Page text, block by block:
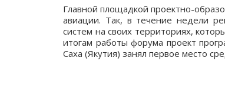
Главной площадкой проектно-
авиации. Так, в течение недели
систем на своих территориях,
итогам работы форума проект
Саха (Якутия) занял первое место